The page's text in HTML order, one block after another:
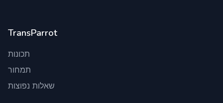
TransParrot
תכונות
תמחור
שאלות נפוצות